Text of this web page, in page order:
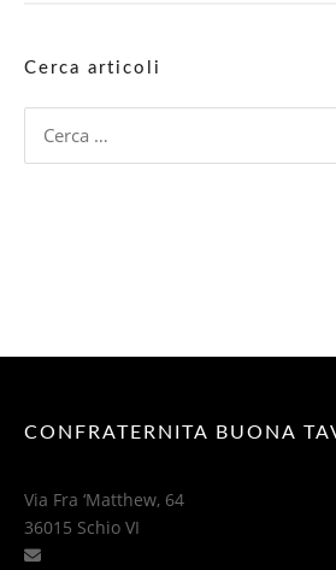
Cerca articoli
CONFRATERNITA BUONA
Via Fra ‘Matthew, 64
36015 Schio VI